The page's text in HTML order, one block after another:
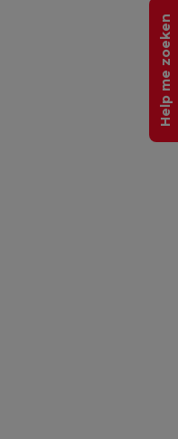
Help me zoeken